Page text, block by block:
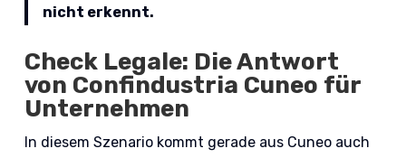
nicht erkennt.
Check Legale: Die Antwort
von Confindustria Cuneo für
Unternehmen
In diesem Szenario kommt gerade aus Cuneo auch